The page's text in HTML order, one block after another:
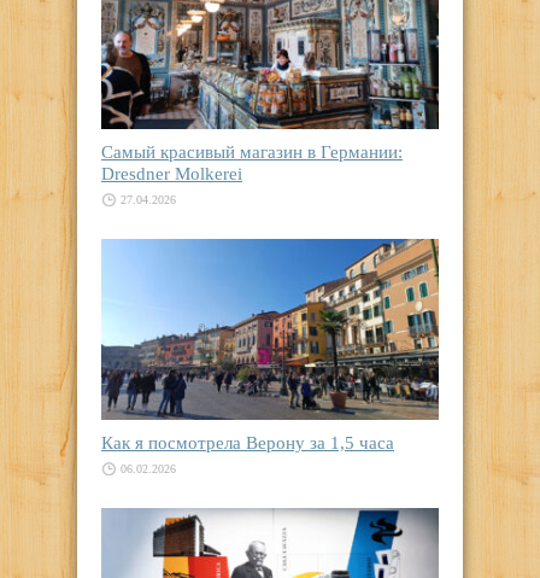
Самый красивый магазин в Германии:
Dresdner Molkerei
27.04.2026
Как я посмотрела Верону за 1,5 часа
06.02.2026